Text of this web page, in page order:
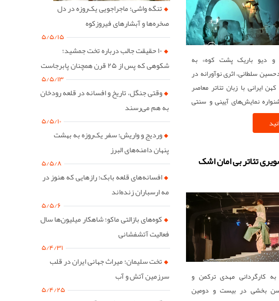
دیو باریک پشت کوه» به
سلطانی، اثری نوآورانه در
ایرانی با زبان تئاتر معاصر
نمایش‌های آیینی و سنتی
تئاتر بی امان اشک
کارگردانی مهدی ترکمن و
بخشی در بیست و دومین
تنگه واشی؛ ماجراجویی یک‌روزه در دل
صخره‌ها و آبشارهای فیروزکوه
۵/۵/۱۵
۱۰ حقیقت جالب درباره تخت جمشید؛
شکوهی که پس از ۲۵ قرن همچنان پابرجاست
۵/۵/۱۳
وقتی جنگل، تاریخ و افسانه در قلعه رودخان
به هم می‌رسند
۵/۵/۱۰
وردیج و واریش؛ سفر یک‌روزه به بهشت
پنهان دامنه‌های البرز
۵/۵/۸
افسانه‌های قلعه بابک؛ رازهایی که هنوز در
مه ارسباران زنده‌اند
۵/۵/۶
کوه‌های بازالتی ماکو؛ شاهکار میلیون‌ها سال
فعالیت آتشفشانی
۵/۴/۳۱
تخت سلیمان؛ میراث جهانی ایران در قلب
سرزمین آتش و آب
۵/۴/۲۵